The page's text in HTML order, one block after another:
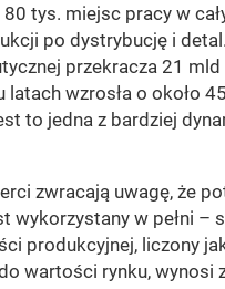
tys. miejsc pracy w
po dystrybucję i
przekracza 21 mld
wzrosła o około
to jedna z bardziej
zwracają uwagę, że
wykorzystany w pełni –
produkcyjnej, liczony
wartości rynku, wynosi